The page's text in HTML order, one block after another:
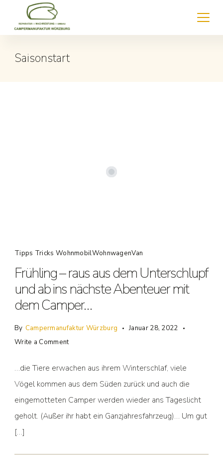
Saisonstart
Tipps Tricks WohnmobilWohnwagenVan
Frühling – raus aus dem Unterschlupf
und ab ins nächste Abenteuer mit
dem Camper…
By Campermanufaktur Würzburg
Januar 28, 2022
Write a Comment
…die Tiere erwachen aus ihrem Winterschlaf, viele
Vögel kommen aus dem Süden zurück und auch die
eingemotteten Camper werden wieder ans Tageslicht
geholt. (Außer ihr habt ein Ganzjahresfahrzeug)… Um gut
[…]